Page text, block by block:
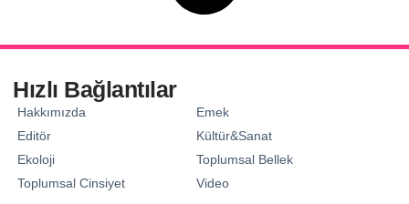
Hızlı Bağlantılar
Hakkımızda
Editör
Ekoloji
Toplumsal Cinsiyet
Emek
Kültür&Sanat
Toplumsal Bellek
Video